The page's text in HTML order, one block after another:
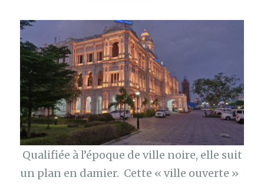
Qualifiée à l’époque de ville noire, elle suit
un plan en damier. Cette « ville ouverte »